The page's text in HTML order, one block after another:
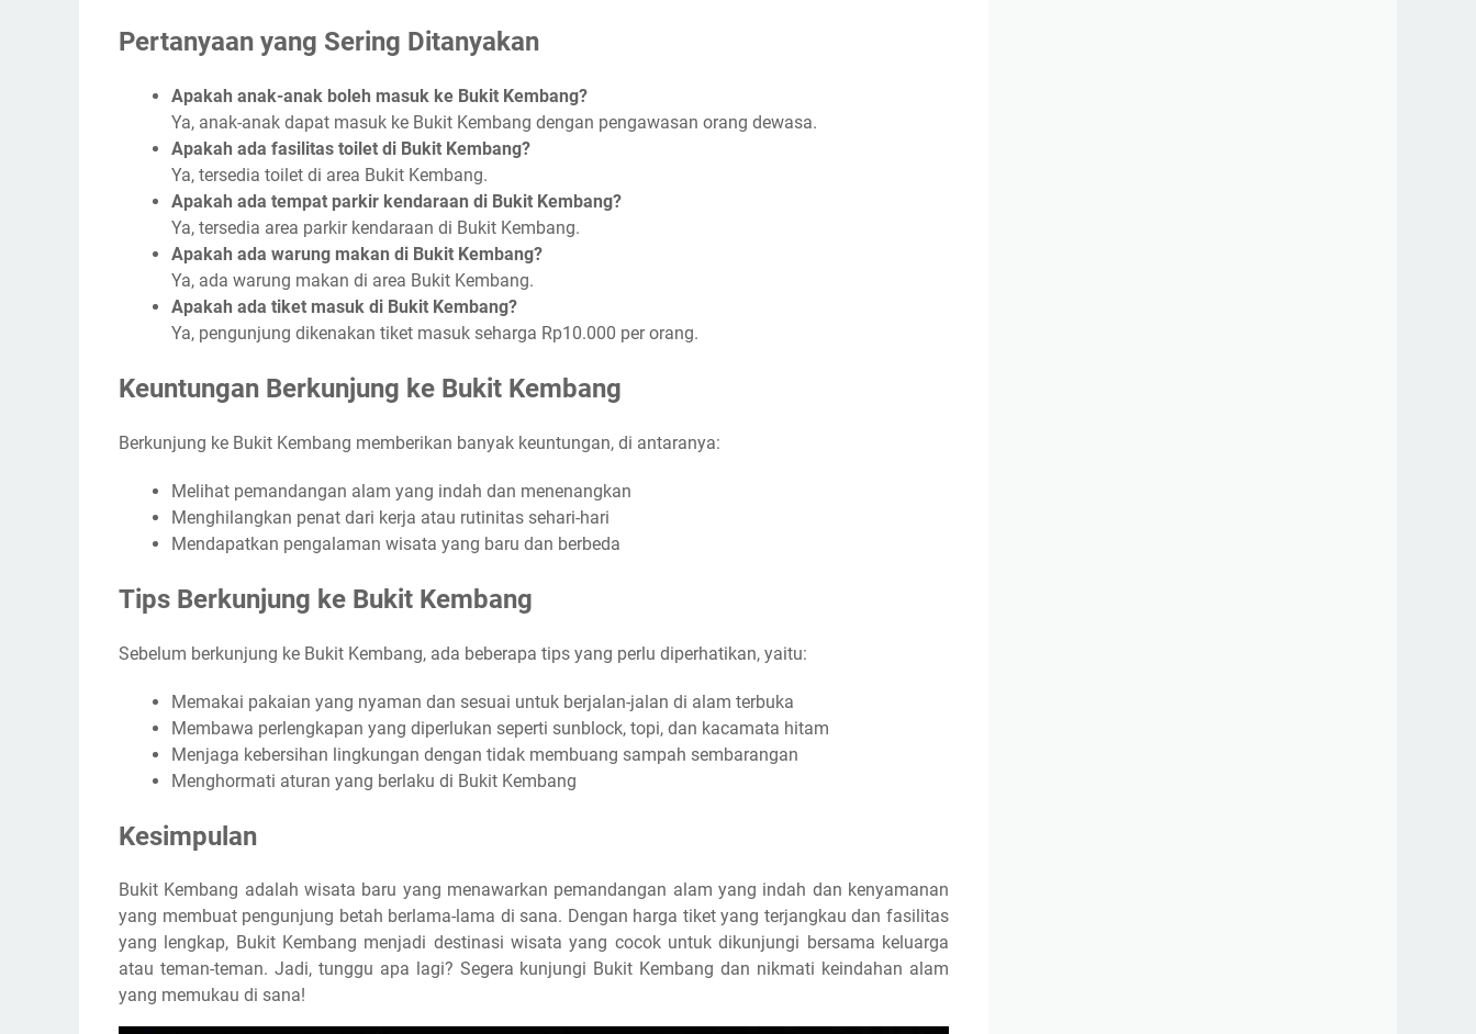
Pertanyaan yang Sering Ditanyakan
Apakah anak-anak boleh masuk ke Bukit Kembang?
Ya, anak-anak dapat masuk ke Bukit Kembang dengan pengawasan orang dewasa.
Apakah ada fasilitas toilet di Bukit Kembang?
Ya, tersedia toilet di area Bukit Kembang.
Apakah ada tempat parkir kendaraan di Bukit Kembang?
Ya, tersedia area parkir kendaraan di Bukit Kembang.
Apakah ada warung makan di Bukit Kembang?
Ya, ada warung makan di area Bukit Kembang.
Apakah ada tiket masuk di Bukit Kembang?
Ya, pengunjung dikenakan tiket masuk seharga Rp10.000 per orang.
Keuntungan Berkunjung ke Bukit Kembang
Berkunjung ke Bukit Kembang memberikan banyak keuntungan, di antaranya:
Melihat pemandangan alam yang indah dan menenangkan
Menghilangkan penat dari kerja atau rutinitas sehari-hari
Mendapatkan pengalaman wisata yang baru dan berbeda
Tips Berkunjung ke Bukit Kembang
Sebelum berkunjung ke Bukit Kembang, ada beberapa tips yang perlu diperhatikan, yaitu:
Memakai pakaian yang nyaman dan sesuai untuk berjalan-jalan di alam terbuka
Membawa perlengkapan yang diperlukan seperti sunblock, topi, dan kacamata hitam
Menjaga kebersihan lingkungan dengan tidak membuang sampah sembarangan
Menghormati aturan yang berlaku di Bukit Kembang
Kesimpulan
Bukit Kembang adalah wisata baru yang menawarkan pemandangan alam yang indah dan kenyamanan
yang membuat pengunjung betah berlama-lama di sana. Dengan harga tiket yang terjangkau dan fasilitas
yang lengkap, Bukit Kembang menjadi destinasi wisata yang cocok untuk dikunjungi bersama keluarga
atau teman-teman. Jadi, tunggu apa lagi? Segera kunjungi Bukit Kembang dan nikmati keindahan alam
yang memukau di sana!